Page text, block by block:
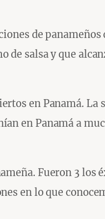
de
de salsa y que
en Panamá. La
en Panamá a
Fueron 3 los
en lo que